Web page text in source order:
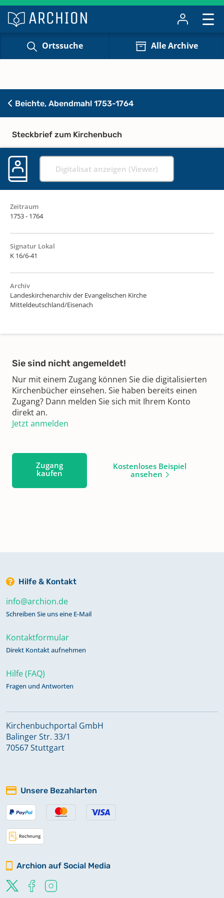
Ortssuche Alle Archive
Beichte, Abendmahl 1753-1764
Steckbrief zum Kirchenbuch
Digitalisat anzeigen (Viewer)
Zeitraum
1753 - 1764
Signatur Lokal
K 16/6-41
Archiv
Landeskirchenarchiv der Evangelischen Kirche
Mitteldeutschland/Eisenach
Sie sind nicht angemeldet!
Nur mit einem Zugang können Sie die digitalisierten
Kirchenbücher einsehen. Sie haben bereits einen
Zugang? Dann melden Sie sich mit Ihrem Konto
direkt an.
Jetzt anmelden
Zugang
kaufen
Kostenloses Beispiel
ansehen
Hilfe & Kontakt
info@archion.de
Schreiben Sie uns eine E-Mail
Kontaktformular
Direkt Kontakt aufnehmen
Hilfe (FAQ)
Fragen und Antworten
Kirchenbuchportal GmbH
Balinger Str. 33/1
70567 Stuttgart
Unsere Bezahlarten
Archion auf Social Media